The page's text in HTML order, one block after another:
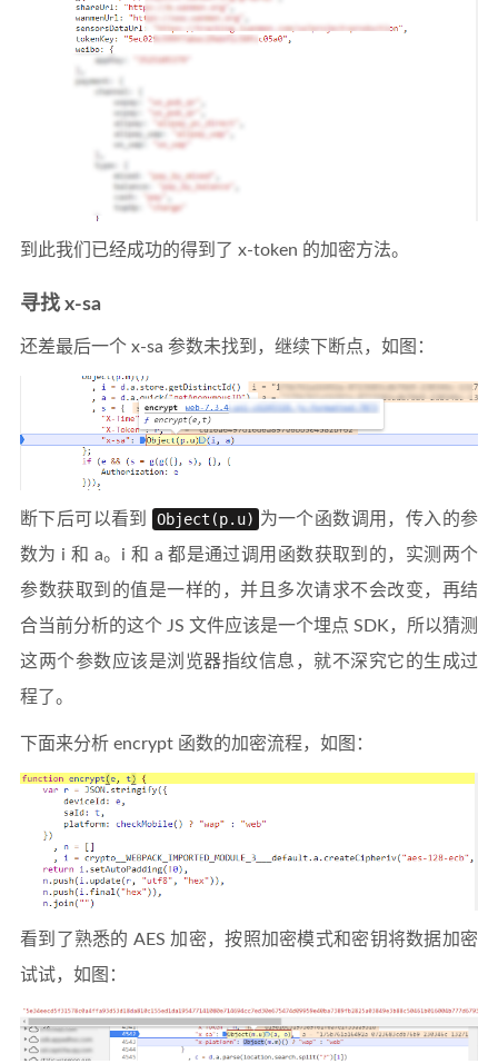
到此我们已经成功的得到了 x-token 的加密方法。
寻找 x-sa
还差最后一个 x-sa 参数未找到，继续下断点，如图：
断下后可以看到 Object(p.u) 为一个函数调用，传入的参
数为 i 和 a。i 和 a 都是通过调用函数获取到的，实测两个
参数获取到的值是一样的，并且多次请求不会改变，再结
合当前分析的这个 JS 文件应该是一个埋点 SDK，所以猜测
这两个参数应该是浏览器指纹信息，就不深究它的生成过
程了。
下面来分析 encrypt 函数的加密流程，如图：
看到了熟悉的 AES 加密，按照加密模式和密钥将数据加密
试试，如图：